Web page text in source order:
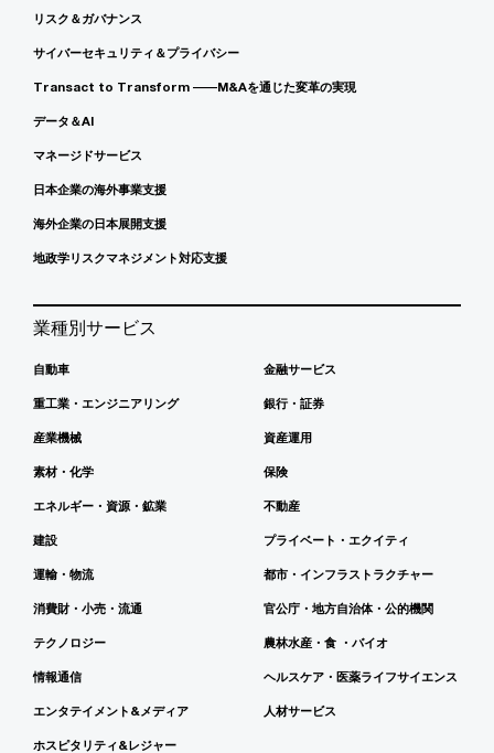
リスク＆ガバナンス
サイバーセキュリティ＆プライバシー
Transact to Transform ――M&Aを通じた変革の実現
データ＆AI
マネージドサービス
日本企業の海外事業支援
海外企業の日本展開支援
地政学リスクマネジメント対応支援
業種別サービス
自動車
重工業・エンジニアリング
産業機械
素材・化学
エネルギー・資源・鉱業
建設
運輸・物流
消費財・小売・流通
テクノロジー
情報通信
エンタテイメント&メディア
ホスピタリティ&レジャー
金融サービス
銀行・証券
資産運用
保険
不動産
プライベート・エクイティ
都市・インフラストラクチャー
官公庁・地方自治体・公的機関
農林水産・食 ・バイオ
ヘルスケア・医薬ライフサイエンス
人材サービス